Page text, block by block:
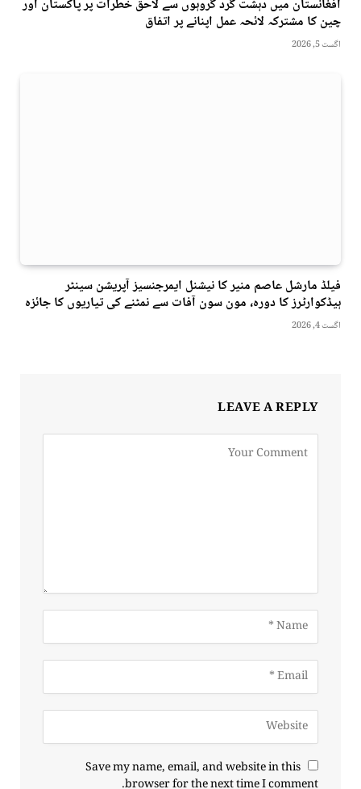
افغانستان میں دہشت گرد گروہوں سے لاحق خطرات پر پاکستان اور
چین کا مشترکہ لائحہ عمل اپنانے پر اتفاق
اگست 5, 2026
فیلڈ مارشل عاصم منیر کا نیشنل ایمرجنسیز آپریشن سینٹر
ہیڈکوارٹرز کا دورہ، مون سون آفات سے نمٹنے کی تیاریوں کا جائزہ
اگست 4, 2026
LEAVE A REPLY
Save my name, email, and website in this
browser for the next time I comment.